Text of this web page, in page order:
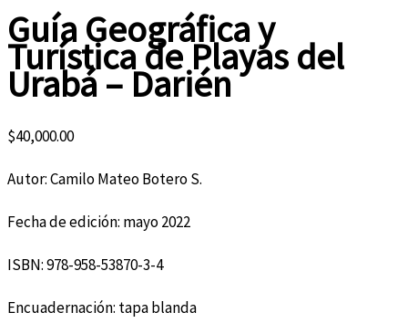
Guía Geográfica y
Turística de Playas del
Urabá – Darién
$40,000.00
Autor: Camilo Mateo Botero S.
Fecha de edición: mayo 2022
ISBN: 978-958-53870-3-4
Encuadernación: tapa blanda